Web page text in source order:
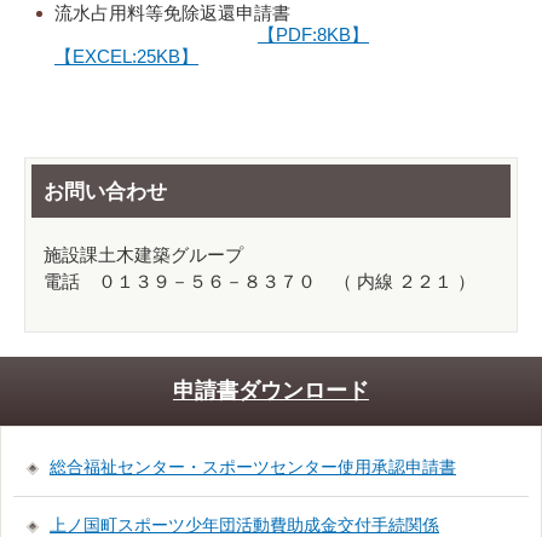
流水占用料等免除返還申請書
【PDF:8KB】
【EXCEL:25KB】
お問い合わせ
施設課土木建築グループ
電話 ０１３９－５６－８３７０ （ 内線 ２２１ ）
申請書ダウンロード
総合福祉センター・スポーツセンター使用承認申請書
上ノ国町スポーツ少年団活動費助成金交付手続関係